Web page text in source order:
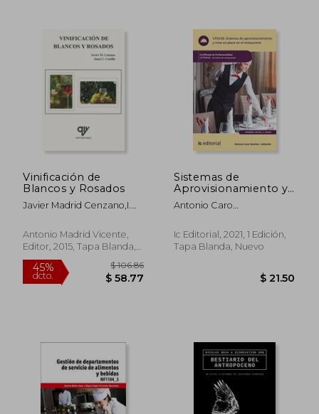
45%
dcto.
45%
dcto.
Vinificación de
Blancos y Rosados
Javier Madrid Cenzano,I.
Antonio Madrid Vicente,
Editor, 2015, Tapa Blanda,
Nuevo
Sistemas de
Aprovisionamiento y
Mise en Place en el
Restaurante.
de Restaurante
Antonio Caro
Ic Editorial, 2021, 1 Edición,
Tapa Blanda, Nuevo